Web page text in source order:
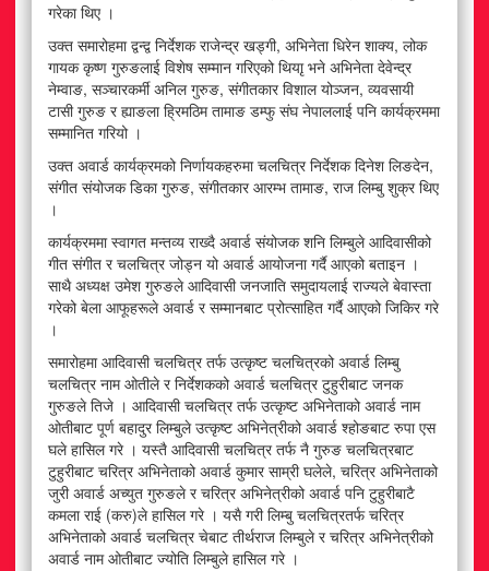
गरेका थिए ।
उक्त समारोहमा द्वन्द्व निर्देशक राजेन्द्र खड्गी, अभिनेता धिरेन शाक्य, लोक
गायक कृष्ण गुरुङलाई विशेष सम्मान गरिएको थियाृ भने अभिनेता देवेन्द्र
नेम्वाङ, सञ्चारकर्मी अनिल गुरुङ, संगीतकार विशाल योञ्जन, व्यवसायी
टासी गुरुङ र ह्याङला ह्रिमठिम तामाङ डम्फु संघ नेपाललाई पनि कार्यक्रममा
सम्मानित गरियो ।
उक्त अवार्ड कार्यक्रमको निर्णायकहरुमा चलचित्र निर्देशक दिनेश लिङदेन,
संगीत संयोजक डिका गुरुङ, संगीतकार आरम्भ तामाङ, राज लिम्बु शुक्र थिए
।
कार्यक्रममा स्वागत मन्तव्य राख्दै अवार्ड संयोजक शनि लिम्बुले आदिवासीको
गीत संगीत र चलचित्र जोड्न यो अवार्ड आयोजना गर्दै आएको बताइन ।
साथै अध्यक्ष उमेश गुरुङले आदिवासी जनजाति समुदायलाई राज्यले बेवास्ता
गरेको बेला आफूहरूले अवार्ड र सम्मानबाट प्रोत्साहित गर्दै आएको जिकिर गरे
।
समारोहमा आदिवासी चलचित्र तर्फ उत्कृष्ट चलचित्रको अवार्ड लिम्बु
चलचित्र नाम ओतीले र निर्देशकको अवार्ड चलचित्र टुहुरीबाट जनक
गुरुङले तिजे । आदिवासी चलचित्र तर्फ उत्कृष्ट अभिनेताको अवार्ड नाम
ओतीबाट पूर्ण बहादुर लिम्बुले उत्कृष्ट अभिनेत्रीको अवार्ड श्होङबाट रुपा एस
घले हासिल गरे । यस्तै आदिवासी चलचित्र तर्फ नै गुरुङ चलचित्रबाट
टुहुरीबाट चरित्र अभिनेताको अवार्ड कुमार साम्री घलेले, चरित्र अभिनेताको
जुरी अवार्ड अच्युत गुरुङले र चरित्र अभिनेत्रीको अवार्ड पनि टुहुरीबाटै
कमला राई (करु)ले हासिल गरे । यसै गरी लिम्बु चलचित्रतर्फ चरित्र
अभिनेताको अवार्ड चलचित्र चेबाट तीर्थराज लिम्बुले र चरित्र अभिनेत्रीको
अवार्ड नाम ओतीबाट ज्योति लिम्बुले हासिल गरे ।